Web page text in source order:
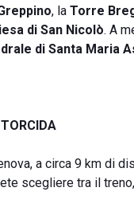
, la Torre
di San Nicolò. A
di Santa Maria
a circa 9 km di
scegliere tra il